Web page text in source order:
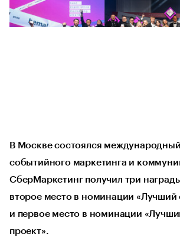
В Москве состоялся
событийного маркетинга и
СберМаркетинг получил три
второе место в номинации «Лучший
и первое место в номинации
проект».